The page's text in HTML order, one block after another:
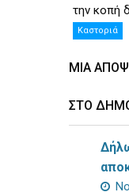
την κοπή
Καστοριά
ΜΊΑ
ΣΤΟ